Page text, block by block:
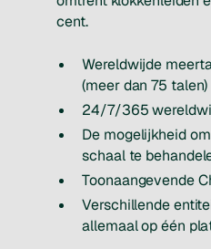
cent.
Wereldwijde
(meer dan 75 talen)
24/7/365
De mogelijkheid
schaal te
Toonaangevende
Verschillende
allemaal op één